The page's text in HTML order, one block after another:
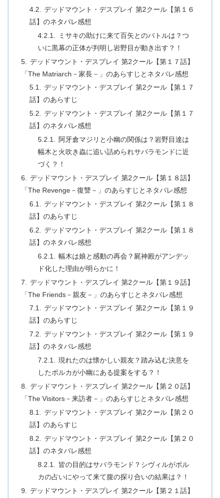
デッドマウント・デスプレイ 第2クール【第１６
話】のネタバレ感想
ミサキの助けに来て百矢とのバトルは？つ
いに黒幕の正体が判明し岩野目が動き出す？！
デッドマウント・デスプレイ 第2クール【第１７話】
「The Matriarch－家長－」のあらすじとネタバレ感想
デッドマウント・デスプレイ 第2クール【第１７
話】のあらすじ
デッドマウント・デスプレイ 第2クール【第１７
話】のネタバレ感想
阿牙倉マジリと小幽の関係は？岩野目達は
幅木と火吹き蟲に追い詰められサバラモンドに近
づく？！
デッドマウント・デスプレイ 第2クール【第１８話】
「The Revenge－復讐－」のあらすじとネタバレ感想
デッドマウント・デスプレイ 第2クール【第１８
話】のあらすじ
デッドマウント・デスプレイ 第2クール【第１８
話】のネタバレ感想
幅木は娘と感動の再会？屍神殿がアンデッ
ド化した理由が明らかに！
デッドマウント・デスプレイ 第2クール【第１９話】
「The Friends－親友－」のあらすじとネタバレ感想
デッドマウント・デスプレイ 第2クール【第１９
話】のあらすじ
デッドマウント・デスプレイ 第2クール【第１９
話】のネタバレ感想
現れたのは懐かしい親友？踏み込む決意を
したポルカが小幽にある提案をする？！
デッドマウント・デスプレイ 第2クール【第２０話】
「The Visitors－来訪者－」のあらすじとネタバレ感想
デッドマウント・デスプレイ 第2クール【第２０
話】のあらすじ
デッドマウント・デスプレイ 第2クール【第２０
話】のネタバレ感想
皆の目的はサバラモンド？シヴィルがポル
カの占いにやって来て腹の探り合いの結果は？！
デッドマウント・デスプレイ 第2クール【第２１話】